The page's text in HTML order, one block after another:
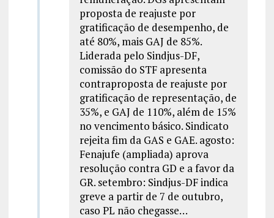
proposta de reajuste por
gratificação de desempenho, de
até 80%, mais GAJ de 85%.
Liderada pelo Sindjus-DF,
comissão do STF apresenta
contraproposta de reajuste por
gratificação de representação, de
35%, e GAJ de 110%, além de 15%
no vencimento básico. Sindicato
rejeita fim da GAS e GAE. agosto:
Fenajufe (ampliada) aprova
resolução contra GD e a favor da
GR. setembro: Sindjus-DF indica
greve a partir de 7 de outubro,
caso PL não chegasse…